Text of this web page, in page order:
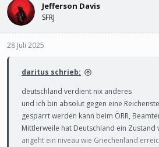
e
r
Jefferson Davis
SFRJ
28 Juli 2025
daritus schrieb:
deutschland verdient nix anderes
und ich bin absolut gegen eine
gesparrt werden kann beim ÖRR,
Mittlerweile hat Deutschland ein Zustand
angeht ein niveau wie Griechenland